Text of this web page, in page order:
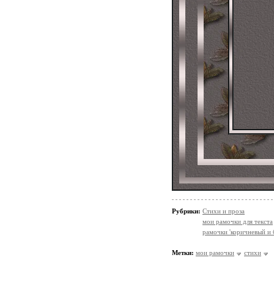
Рубрики: Стихи и проза
мои рамочки для текста
рамочки 'коричневый
Метки: мои рамочки стихи